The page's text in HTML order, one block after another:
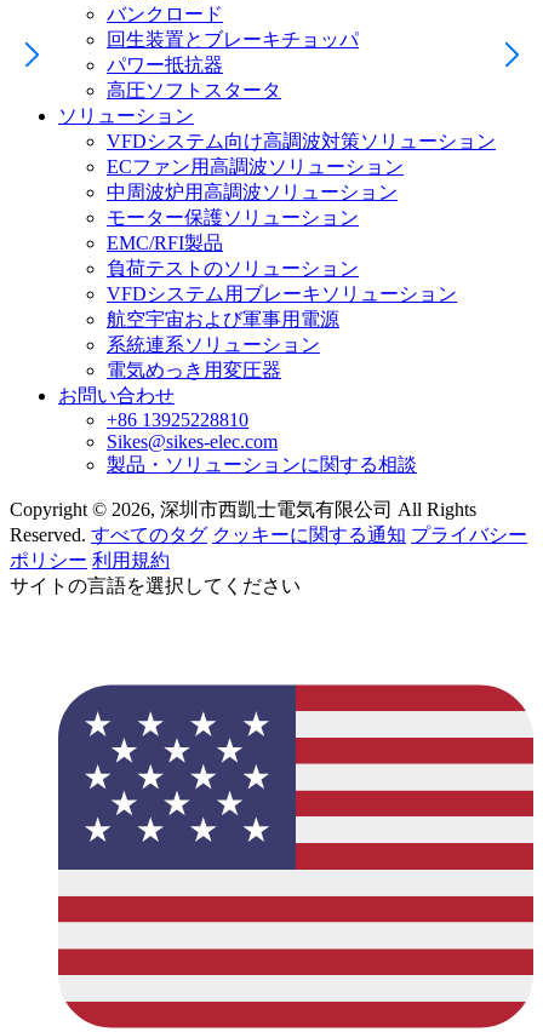
バンクロード
回生装置とブレーキチョッパ
パワー抵抗器
高圧ソフトスタータ
ソリューション
VFDシステム向け高調波対策ソリューション
ECファン用高調波ソリューション
中周波炉用高調波ソリューション
モーター保護ソリューション
EMC/RFI製品
負荷テストのソリューション
VFDシステム用ブレーキソリューション
航空宇宙および軍事用電源
系統連系ソリューション
電気めっき用変圧器
お問い合わせ
+86 13925228810
Sikes@sikes-elec.com
製品・ソリューションに関する相談
Copyright © 2026, 深圳市西凱士電気有限公司 All Rights
Reserved. すべてのタグ クッキーに関する通知 プライバシー
ポリシー 利用規約
サイトの言語を選択してください